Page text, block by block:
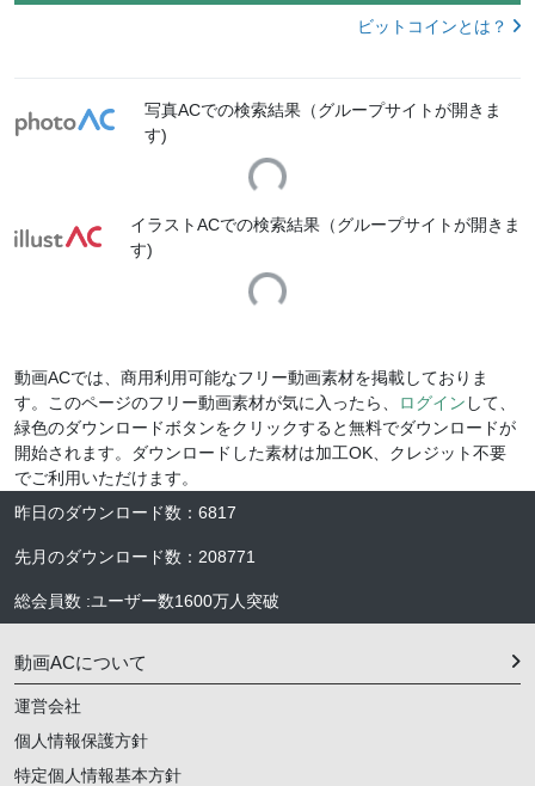
ビットコインとは？
写真ACでの検索結果（グループサイトが開きま
す)
Loading...
イラストACでの検索結果（グループサイトが開きま
す)
Loading...
動画ACでは、商用利用可能なフリー動画素材を掲載しておりま
す。このページのフリー動画素材が気に入ったら、
ログイン して、
緑色のダウンロードボタンをクリックすると無料でダウンロードが
開始されます。ダウンロードした素材は加工OK、クレジット不要
でご利用いただけます。
昨日のダウンロード数 ： 6817
先月のダウンロード数 ： 208771
総会員数 :ユーザー数1600万人 突破
動画ACについて
運営会社
個人情報保護方針
特定個人情報基本方針